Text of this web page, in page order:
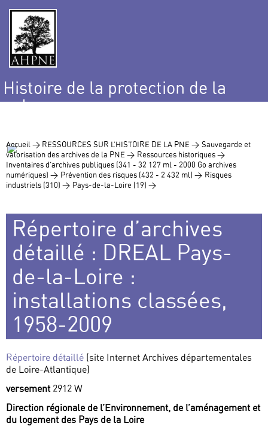
Histoire de la protection de la
nature
Accueil > RESSOURCES SUR L’HISTOIRE DE LA PNE > Sauvegarde et
valorisation des archives de la PNE > Ressources historiques >
Inventaires d’archives publiques (341 - 32 127 ml - 2000 Go archives
numériques) > Prévention des risques (432 - 2 432 ml) > Risques
industriels (310) > Pays-de-la-Loire (19) >
Répertoire d’archives
détaillé : DREAL Pays-
de-la-Loire :
installations classées,
1958-2009
Répertoire détaillé (site Internet Archives départementales
de Loire-Atlantique)
versement2912 W
Direction régionale de l’Environnement, de l’aménagement et
du logement des Pays de la Loire